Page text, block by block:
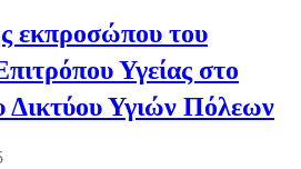
εκπροσώπου του
Υγείας στο
Δικτύου Υγιών Πόλεων